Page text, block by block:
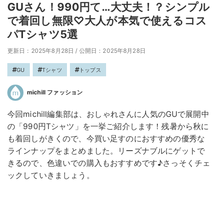
GUさん！990円て…大丈夫！？シンプル
で着回し無限♡大人が本気で使えるコス
パTシャツ5選
更新日：2025年8月28日 / 公開日：2025年8月28日
GU Tシャツ トップス
michill ファッション
今回michill編集部は、おしゃれさんに人気のGUで展開中
の「990円Tシャツ」を一挙ご紹介します！残暑から秋に
も着回しがきくので、今買い足すのにおすすめの優秀な
ラインナップをまとめました。リーズナブルにゲットで
きるので、色違いでの購入もおすすめです♪さっそくチェ
ックしていきましょう。